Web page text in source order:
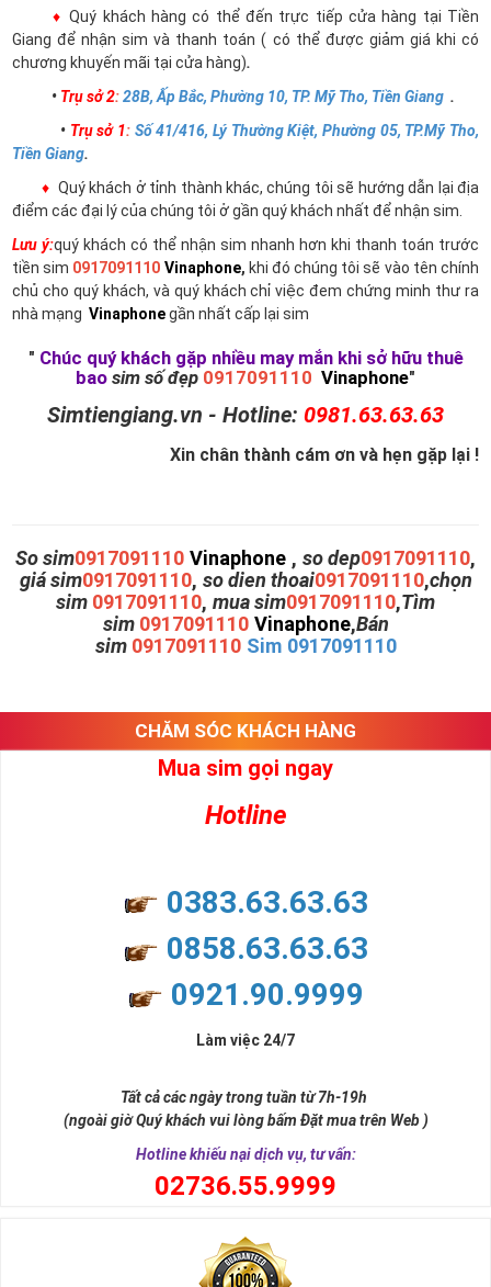
♦ Quý khách hàng có thể đến trực tiếp cửa hàng tại Tiền
Giang để nhận sim và thanh toán ( có thể được giảm giá khi có
chương khuyến mãi tại cửa hàng).
• Trụ sở 2:28B, Ấp Bắc, Phường 10, TP. Mỹ Tho, Tiền Giang .
• Trụ sở 1: Số 41/416, Lý Thường Kiệt, Phường 05, TP.Mỹ Tho,
Tiền Giang.
♦ Quý khách ở tỉnh thành khác, chúng tôi sẽ hướng dẫn lại địa
điểm các đại lý của chúng tôi ở gần quý khách nhất để nhận sim.
Lưu ý:quý khách có thể nhận sim nhanh hơn khi thanh toán trước
tiền sim 0917091110 Vinaphone, khi đó chúng tôi sẽ vào tên chính
chủ cho quý khách, và quý khách chỉ việc đem chứng minh thư ra
nhà mạng Vinaphonegần nhất cấp lại sim
" Chúc quý khách gặp nhiều may mắn khi sở hữu thuê
bao sim số đẹp 0917091110 Vinaphone"
Simtiengiang.vn - Hotline: 0981.63.63.63
Xin chân thành cám ơn và hẹn gặp lại !
So sim0917091110 Vinaphone , so dep0917091110,
giá sim0917091110, so dien thoai0917091110,chọn
sim 0917091110, mua sim0917091110,Tìm
sim 0917091110 Vinaphone,Bán
sim 0917091110 Sim 0917091110
CHĂM SÓC KHÁCH HÀNG
Mua sim gọi ngay
Hotline
0383.63.63.63
0858.63.63.63
0921.90.9999
Làm việc 24/7
Tất cả các ngày trong tuần từ 7h-19h
(ngoài giờ Quý khách vui lòng bấm Đặt mua trên Web )
Hotline khiếu nại dịch vụ, tư vấn:
02736.55.9999